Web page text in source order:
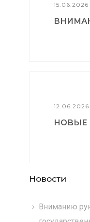
15.06.2026
12.06.2026
НОВЫЕ
Новости
Вниманию